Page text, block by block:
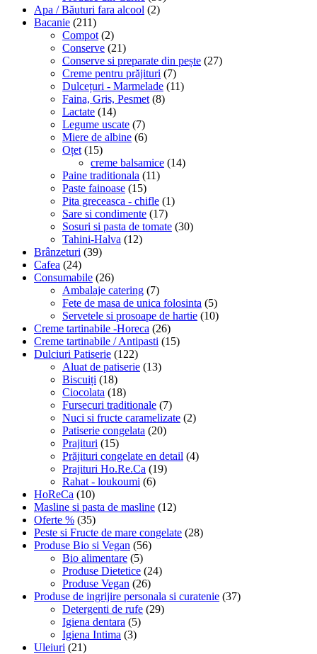
Apa / Băuturi fara alcool (2)
Bacanie (211)
Compot (2)
Conserve (21)
Conserve si preparate din pește (27)
Creme pentru prăjituri (7)
Dulcețuri - Marmelade (11)
Faina, Gris, Pesmet (8)
Lactate (14)
Legume uscate (7)
Miere de albine (6)
Oțet (15)
creme balsamice (14)
Paine traditionala (11)
Paste fainoase (15)
Pita greceasca - chifle (1)
Sare si condimente (17)
Sosuri si pasta de tomate (30)
Tahini-Halva (12)
Brânzeturi (39)
Cafea (24)
Consumabile (26)
Ambalaje catering (7)
Fete de masa de unica folosinta (5)
Servetele si prosoape de hartie (10)
Creme tartinabile -Horeca (26)
Creme tartinabile / Antipasti (15)
Dulciuri Patiserie (122)
Aluat de patiserie (13)
Biscuiți (18)
Ciocolata (18)
Fursecuri traditionale (7)
Nuci si fructe caramelizate (2)
Patiserie congelata (20)
Prajituri (15)
Prăjituri congelate en detail (4)
Prajituri Ho.Re.Ca (19)
Rahat - loukoumi (6)
HoReCa (10)
Masline si pasta de masline (12)
Oferte % (35)
Peste si Fructe de mare congelate (28)
Produse Bio si Vegan (56)
Bio alimentare (5)
Produse Dietetice (24)
Produse Vegan (26)
Produse de ingrijire personala si curatenie (37)
Detergenti de rufe (29)
Igiena dentara (5)
Igiena Intima (3)
Uleiuri (21)